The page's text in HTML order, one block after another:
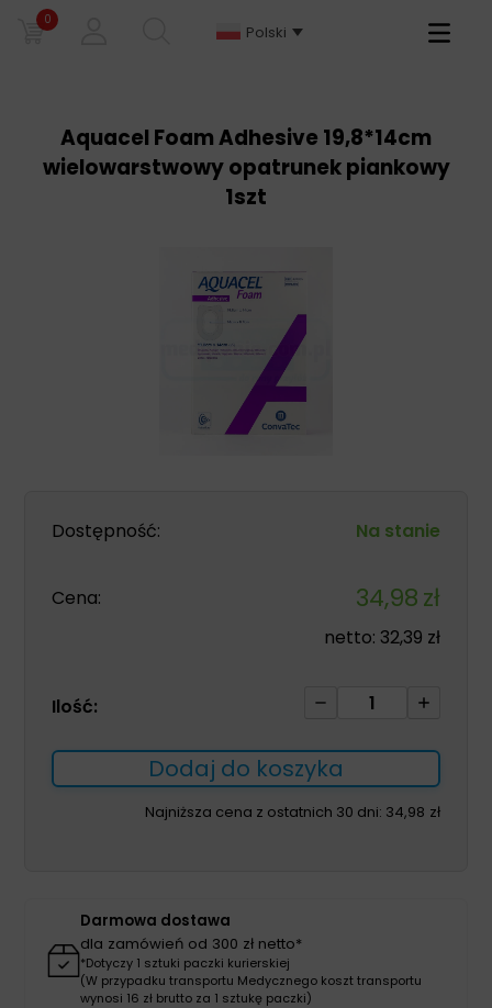
0
Polski
Primary
Aquacel Foam Adhesive 19,8*14cm
wielowarstwowy opatrunek piankowy
1szt
Dostępność: Na stanie
Cena: 34,98zł
netto: 32,39 zł
Ilość:
ilość
Foam
Adhesive
19,8*14cm
Dodaj do koszyka
Najniższa cena z ostatnich 30 dni: 34,98 zł
Darmowa dostawa
dla zamówień od 300 zł netto*
*Dotyczy 1 sztuki paczki kurierskiej
(W przypadku transportu Medycznego koszt transportu
wynosi 16 zł brutto za 1 sztukę paczki)